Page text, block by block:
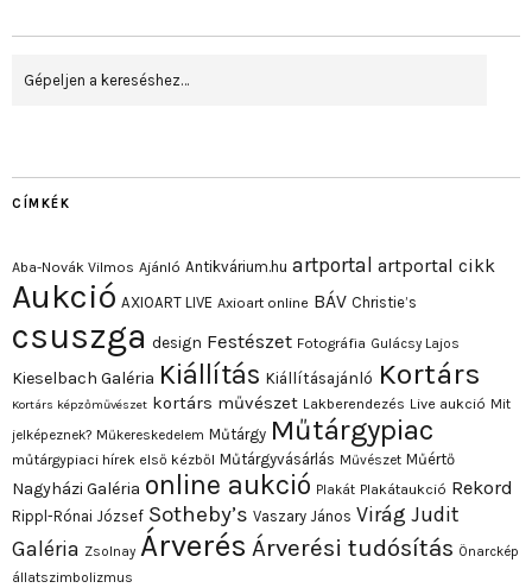
CÍMKÉK
Aba-Novák Vilmos Ajánló Antikvárium.hu artportal artportal cikk
Aukció AXIOART LIVE Axioart online BÁV Christie’s
csuszga design Festészet Fotográfia Gulácsy Lajos
Kieselbach Galéria Kiállítás Kiállításajánló Kortárs
Kortárs képzőművészet kortárs művészet Lakberendezés Live aukció Mit
jelképeznek? Műkereskedelem Műtárgy Műtárgypiac
műtárgypiaci hírek első kézből Műtárgyvásárlás Művészet Műértő
Nagyházi Galéria online aukció Plakát Plakátaukció Rekord
Rippl-Rónai József Sotheby’s Vaszary János Virág Judit
Galéria Zsolnay Árverés Árverési tudósítás Önarckép
állatszimbolizmus